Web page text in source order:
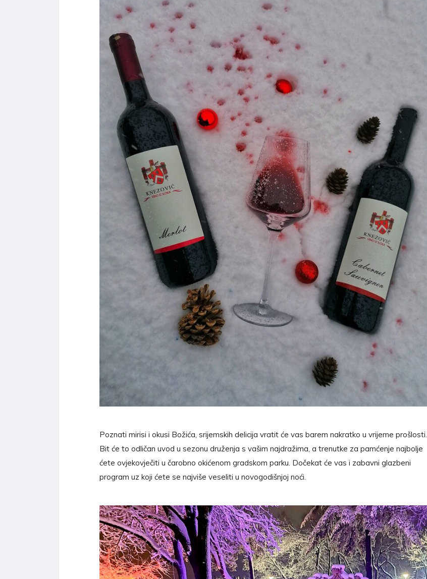
Poznati mirisi i okusi Božića, srijemskih delicija vratit će vas barem nakratko u vrijeme prošlosti.
Bit će to odličan uvod u sezonu druženja s vašim najdražima, a trenutke za pamćenje najbolje
ćete ovjekovječiti u čarobno okićenom gradskom parku. Dočekat će vas i zabavni glazbeni
program uz koji ćete se najviše veseliti u novogodišnjoj noći.